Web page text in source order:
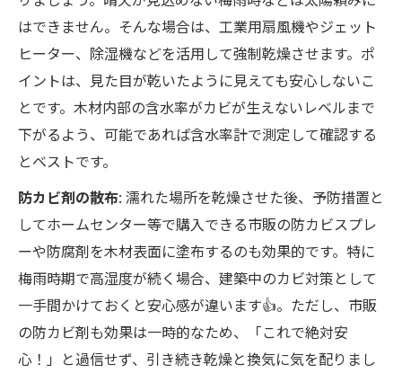
はできません。そんな場合は、工業用扇風機やジェット
ヒーター、除湿機などを活用して強制乾燥させます。ポ
イントは、見た目が乾いたように見えても安心しないこ
とです。木材内部の含水率がカビが生えないレベルまで
下がるよう、可能であれば含水率計で測定して確認する
とベストです。
防カビ剤の散布: 濡れた場所を乾燥させた後、予防措置と
してホームセンター等で購入できる市販の防カビスプレ
ーや防腐剤を木材表面に塗布するのも効果的です。特に
梅雨時期で高湿度が続く場合、建築中のカビ対策として
一手間かけておくと安心感が違います👍。ただし、市販
の防カビ剤も効果は一時的なため、「これで絶対安
心！」と過信せず、引き続き乾燥と換気に気を配りまし